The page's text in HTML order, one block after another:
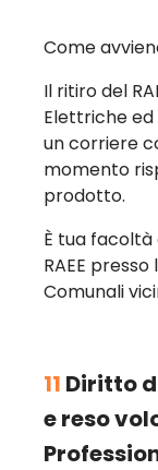
Come
Il ritiro del
Elettriche
un corriere
momento
prodotto.
È tua
RAEE
Comunali
11 Diritto
e reso